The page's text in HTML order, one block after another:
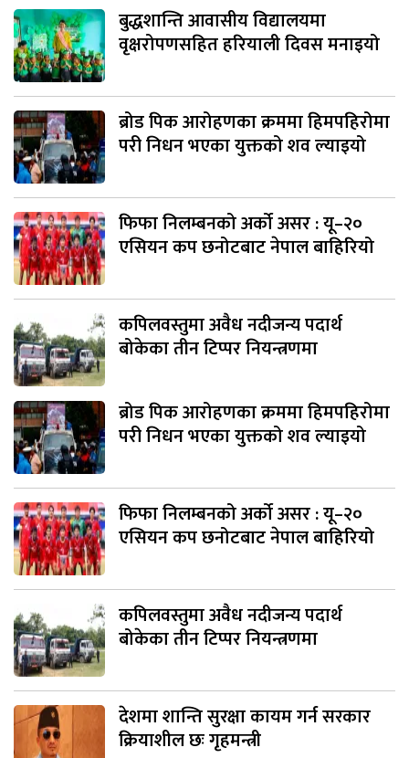
बुद्धशान्ति आवासीय विद्यालयमा
वृक्षरोपणसहित हरियाली दिवस मनाइयो
ब्रोड पिक आरोहणका क्रममा हिमपहिरोमा
परी निधन भएका युक्तको शव ल्याइयो
फिफा निलम्बनको अर्को असर : यू–२०
एसियन कप छनोटबाट नेपाल बाहिरियो
कपिलवस्तुमा अवैध नदीजन्य पदार्थ
बोकेका तीन टिप्पर नियन्त्रणमा
ब्रोड पिक आरोहणका क्रममा हिमपहिरोमा
परी निधन भएका युक्तको शव ल्याइयो
फिफा निलम्बनको अर्को असर : यू–२०
एसियन कप छनोटबाट नेपाल बाहिरियो
कपिलवस्तुमा अवैध नदीजन्य पदार्थ
बोकेका तीन टिप्पर नियन्त्रणमा
देशमा शान्ति सुरक्षा कायम गर्न सरकार
क्रियाशील छः गृहमन्त्री